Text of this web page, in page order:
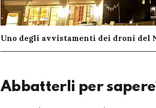
Uno degli avvistamenti dei droni del
Abbatterli per